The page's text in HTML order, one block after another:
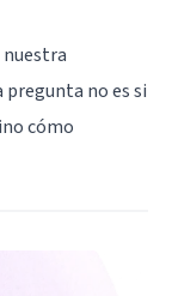
nuestra
pregunta no es si
cómo